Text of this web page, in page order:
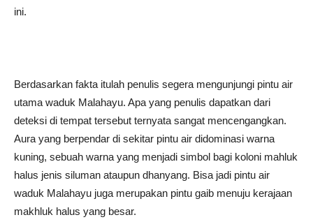
ini.
Berdasarkan fakta itulah penulis segera mengunjungi pintu air
utama waduk Malahayu. Apa yang penulis dapatkan dari
deteksi di tempat tersebut ternyata sangat mencengangkan.
Aura yang berpendar di sekitar pintu air didominasi warna
kuning, sebuah warna yang menjadi simbol bagi koloni mahluk
halus jenis siluman ataupun dhanyang. Bisa jadi pintu air
waduk Malahayu juga merupakan pintu gaib menuju kerajaan
makhluk halus yang besar.